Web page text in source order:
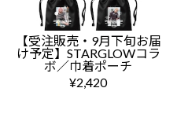
【受注販売・9月下旬お届
け予定】STARGLOWコラ
ボ／巾着ポーチ
¥2,420